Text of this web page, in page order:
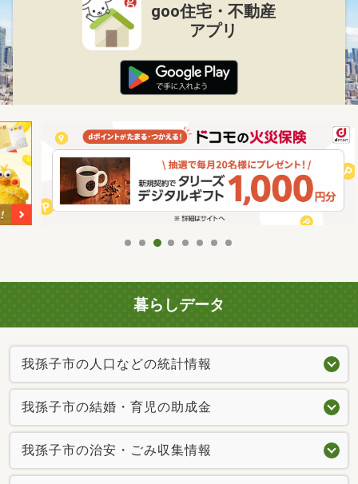
goo住宅・不動産
アプリ
暮らしデータ
我孫子市の人口などの統計情報
我孫子市の結婚・育児の助成金
我孫子市の治安・ごみ収集情報